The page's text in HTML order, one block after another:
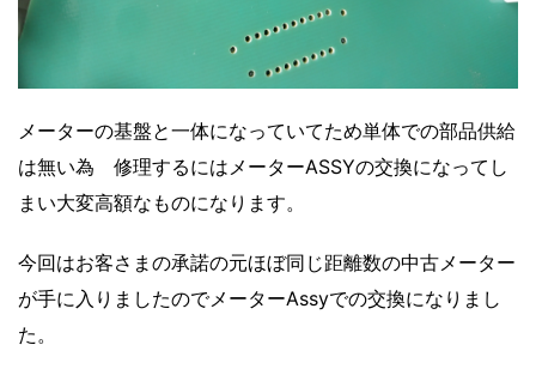
メーターの基盤と一体になっていてため単体での部品供給
は無い為 修理するにはメーターASSYの交換になってし
まい大変高額なものになります。
今回はお客さまの承諾の元ほぼ同じ距離数の中古メーター
が手に入りましたのでメーターAssyでの交換になりまし
た。